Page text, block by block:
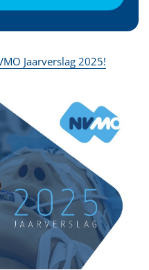
Jaarverslag 2025!